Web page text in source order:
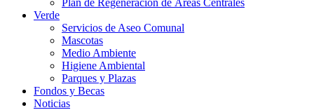
Plan de Regeneración de Áreas Centrales
Verde
Servicios de Aseo Comunal
Mascotas
Medio Ambiente
Higiene Ambiental
Parques y Plazas
Fondos y Becas
Noticias